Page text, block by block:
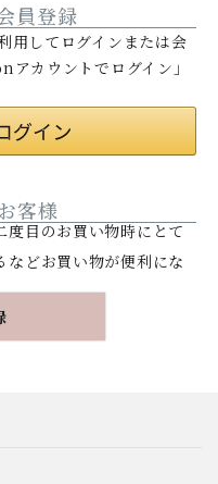
員登録
してログインまたは会
カウントでログイン」
客様
度目のお買い物時にとて
などお買い物が便利にな